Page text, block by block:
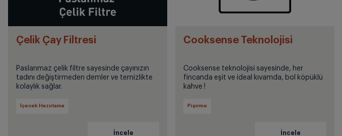
Çelik Çay Filtresi
Paslanmaz çelik filtre sayesinde çayınızın
tadını değiştirmeden demler ve temizlikte
kolaylık sağlar.
İçecek Hazırlama
Cooksense Teknolojisi
Cooksense teknolojisi sayesinde, her
fincanda eşit ve ideal kıvamda, bol köpüklü
kahve !
Pişirme